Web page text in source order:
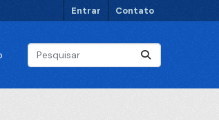
Entrar Contato